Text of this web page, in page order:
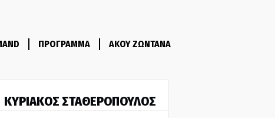
ΠΡΟΓΡΑΜΜΑ ΑΚΟΥ ΖΩΝΤΑΝΑ
ΚΥΡΙΑΚΟΣ ΣΤΑΘΕΡΟΠΟΥΛΟΣ